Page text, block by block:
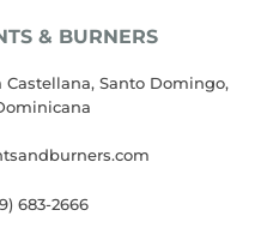
& BURNERS
Santo Domingo,
683-2666